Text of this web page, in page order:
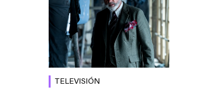
TELEVISIÓN